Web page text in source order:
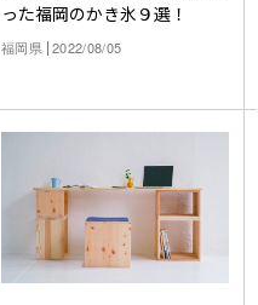
った福岡のかき氷９選！
福岡県 2022/08/05